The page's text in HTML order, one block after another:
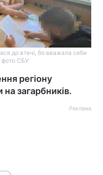
до втечі, бо вважала себе
фото СБУ
регіону
загарбників.
Реклама